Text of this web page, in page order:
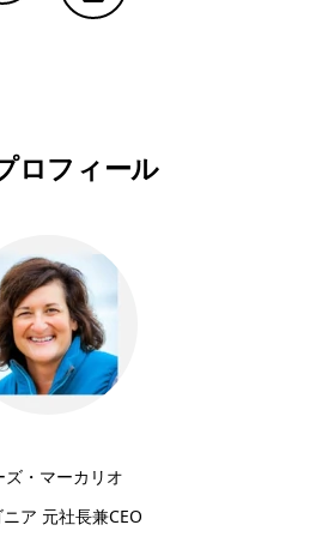
Copy Linkで共有する
ロフィール
ズ・マーカリオ
ア 元社長兼CEO